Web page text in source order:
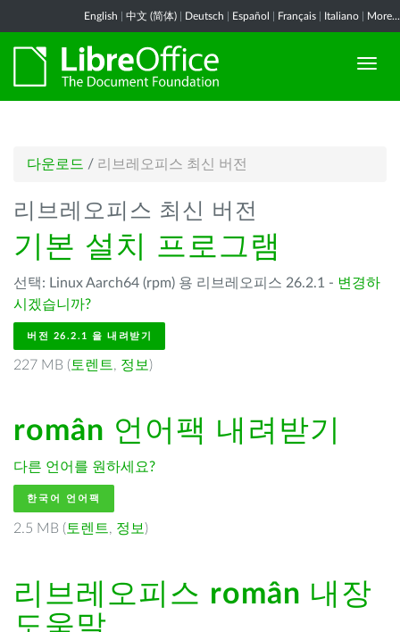
English 中文 (简体) Deutsch Español Français Italiano More...
다운로드 / 리브레오피스 최신 버전
리브레오피스 최신 버전
기본 설치 프로그램
선택: Linux Aarch64 (rpm) 용 리브레오피스 26.2.1 - 변경하
시겠습니까?
버전 26.2.1 을 내려받기
227 MB ( 토렌트, 정보 )
român 언어팩 내려받기
다른 언어를 원하세요?
한국어 언어팩
2.5 MB ( 토렌트, 정보 )
리브레오피스 român 내장